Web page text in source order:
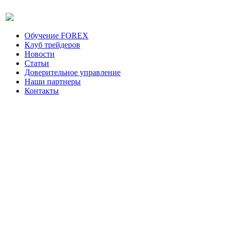
Обучение FOREX
Клуб трейдеров
Новости
Статьи
Доверительное управление
Наши партнеры
Контакты